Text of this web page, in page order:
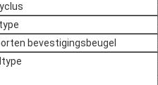
bevestigingsbeugel